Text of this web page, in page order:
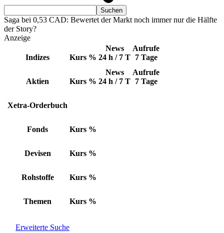
Saga bei 0,53 CAD: Bewertet der Markt noch immer nur die Hälfte
der Story?
Anzeige
Indizes Kurs %
News
24 h / 7 T
Aufrufe
7 Tage
Aktien Kurs %
News
24 h / 7 T
Aufrufe
7 Tage
Xetra-Orderbuch
Fonds Kurs %
Devisen Kurs %
Rohstoffe Kurs %
Themen Kurs %
Erweiterte Suche